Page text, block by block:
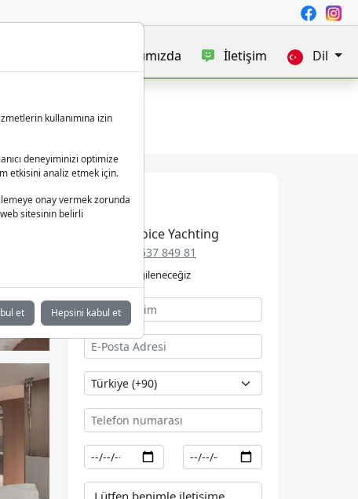
Hakkımızda İletişim Dil
Best Choice Yachting
+49 152 537 849 81
Talebinizle ilgileneceğiz
kullanımına izin
deneyiminizi optimize
etkisini analiz etmek için.
onay vermek zorunda
sitesinin belirli
et Hepsini kabul et